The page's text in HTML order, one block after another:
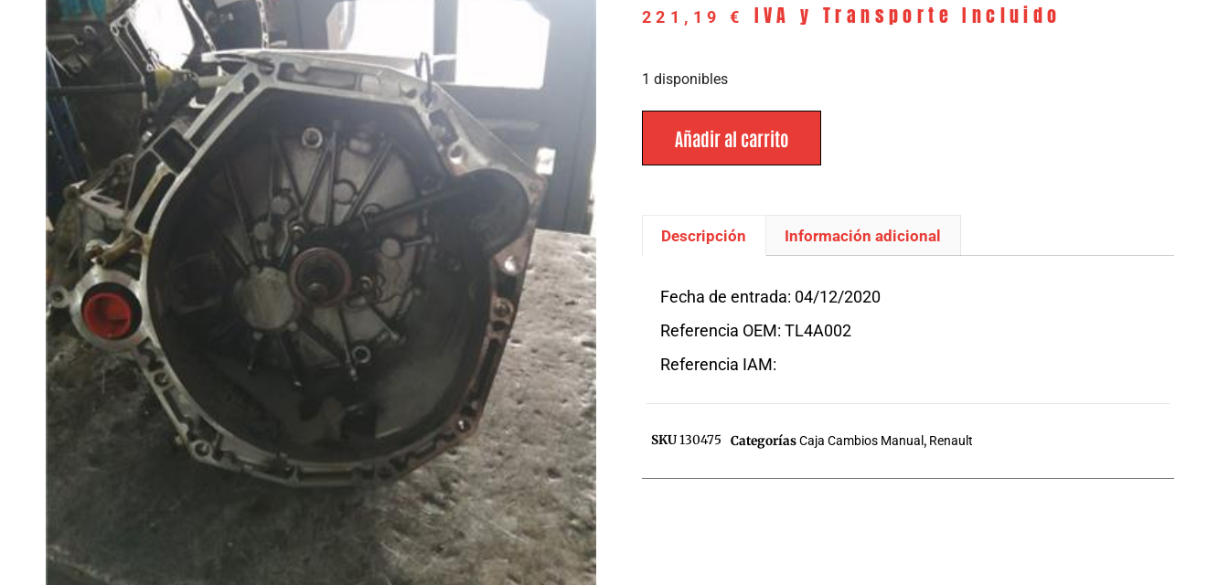
221,19 € IVA y Transporte Incluido
1 disponibles
Añadir al carrito
Descripción Información adicional
Fecha de entrada: 04/12/2020
Referencia OEM: TL4A002
Referencia IAM:
SKU130475 CategoríasCaja Cambios Manual , Renault